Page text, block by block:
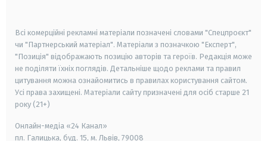
Всі комерційні рекламні матеріали позначені словами "Спецпроєкт"
чи "Партнерський матеріал". Матеріали з позначкою "Експерт",
"Позиція" відображають позицію авторів та героїв. Редакція може
не поділяти їхніх поглядів. Детальніше щодо реклами та правил
цитування можна ознайомитись в правилах користування сайтом.
Усі права захищені. Матеріали сайту призначені для осіб старше 21
року (21+)
Онлайн-медіа «24 Канал»
пл. Галицька, буд. 15, м. Львів, 79008